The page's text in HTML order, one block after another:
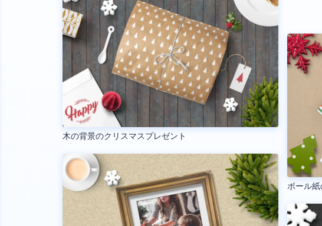
木の背景のクリスマスプレゼント
ボール